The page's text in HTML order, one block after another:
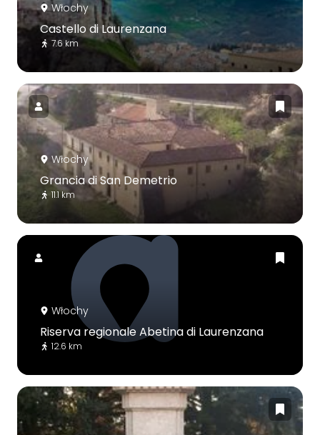
Włochy
Castello di Laurenzana
7.6 km
Włochy
Grancia di San Demetrio
11.1 km
Włochy
Riserva regionale Abetina di Laurenzana
12.6 km